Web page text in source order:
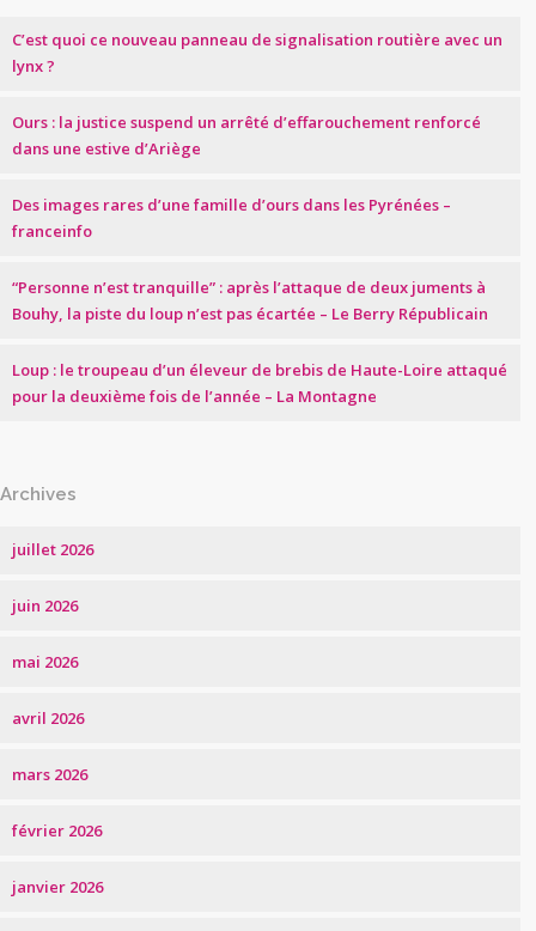
C’est quoi ce nouveau panneau de signalisation routière avec un
lynx ?
Ours : la justice suspend un arrêté d’effarouchement renforcé
dans une estive d’Ariège
Des images rares d’une famille d’ours dans les Pyrénées –
franceinfo
“Personne n’est tranquille” : après l’attaque de deux juments à
Bouhy, la piste du loup n’est pas écartée – Le Berry Républicain
Loup : le troupeau d’un éleveur de brebis de Haute-Loire attaqué
pour la deuxième fois de l’année – La Montagne
Archives
juillet 2026
juin 2026
mai 2026
avril 2026
mars 2026
février 2026
janvier 2026